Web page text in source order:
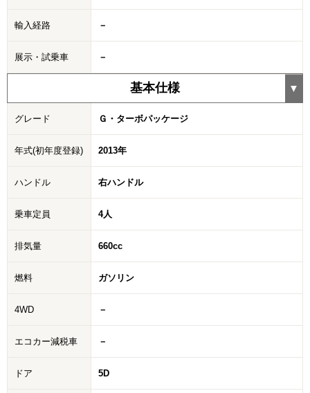
輸入経路 －
展示・試乗車 －
基本仕様
グレード Ｇ・ターボパッケージ
年式(初年度登録) 2013年
ハンドル 右ハンドル
乗車定員 4人
排気量 660cc
燃料 ガソリン
4WD －
エコカー減税車 －
ドア 5D